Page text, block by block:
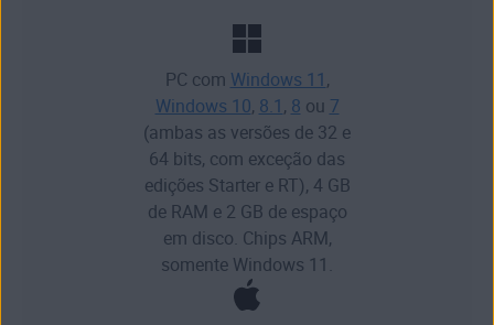
PC com Windows 11 ,
Windows 10, 8.1 , 8 ou 7
(ambas as versões de 32 e
64 bits, com exceção das
edições Starter e RT), 4 GB
de RAM e 2 GB de espaço
em disco. Chips ARM,
somente Windows 11.